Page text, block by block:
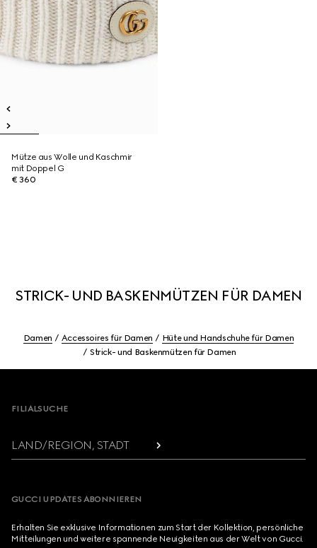
Mütze aus Wolle und Kaschmir
mit Doppel G
€ 360
STRICK- UND BASKENMÜTZEN FÜR DAMEN
Damen Accessoires für Damen
Hüte und Handschuhe für Damen
Strick- und Baskenmützen für Damen
FILIALSUCHE
LAND/REGION, STADT
GUCCI UPDATES ABONNIEREN
Erhalten Sie exklusive Informationen zum Start der Kollektion, persönliche
Mitteilungen und weitere spannende Neuigkeiten aus der Welt von Gucci.